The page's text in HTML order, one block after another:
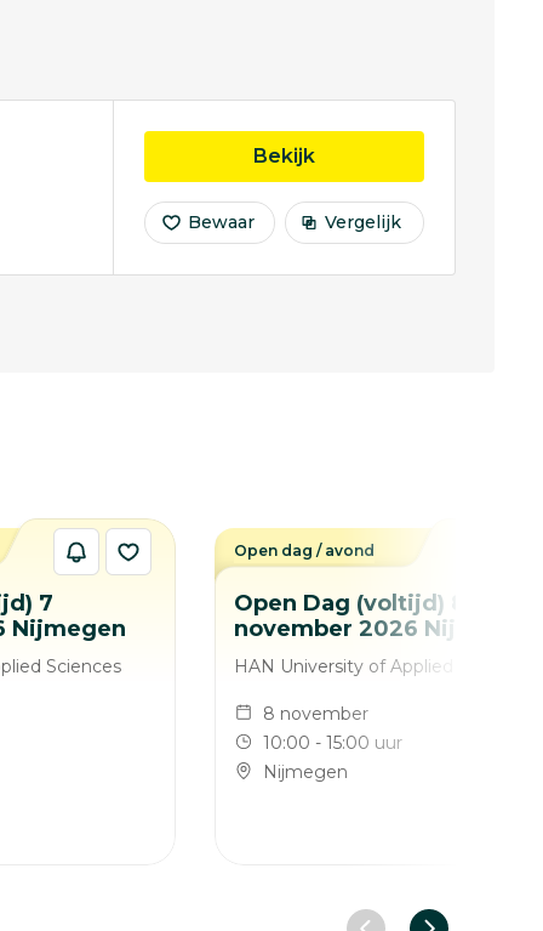
Bekijkopleiding Opleiding
Bewaar Vergelijk
7
Nijmegen
Sciences
Open Dag (voltijd) 8
november 2026 Nijmegen
HAN University of Applied Sciences
8 november
10:00 - 15:00 uur
Nijmegen
Open dag / avond